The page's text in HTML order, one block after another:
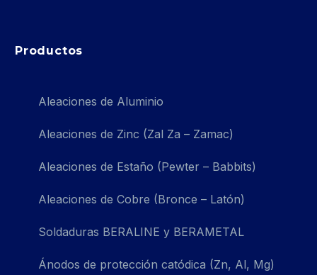
Productos
Aleaciones de Aluminio
Aleaciones de Zinc (Zal Za – Zamac)
Aleaciones de Estaño (Pewter – Babbits)
Aleaciones de Cobre (Bronce – Latón)
Soldaduras BERALINE y BERAMETAL
Ánodos de protección catódica (Zn, Al, Mg)